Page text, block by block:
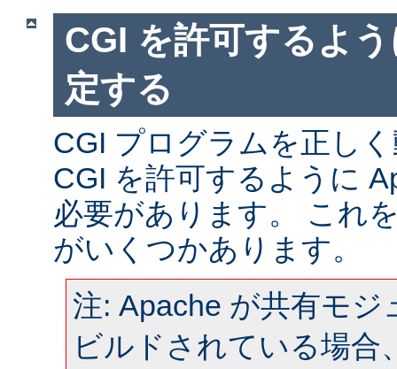
CGI を許可するよ
定する
CGI プログラムを正し
CGI を許可するように
必要があります。 これ
がいくつかあります。
注: Apache が共有モジ
ビルドされている場合